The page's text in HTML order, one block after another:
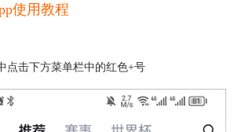
使用教程
点击下方菜单栏中的红色+号